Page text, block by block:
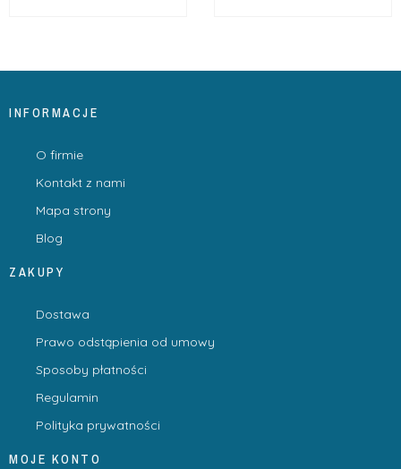
INFORMACJE
O firmie
Kontakt z nami
Mapa strony
Blog
ZAKUPY
Dostawa
Prawo odstąpienia od umowy
Sposoby płatności
Regulamin
Polityka prywatności
MOJE KONTO